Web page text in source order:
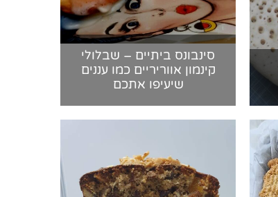
סינבונס ביתיים – שבלולי
קינמון אווריריים כמו עננים
שיעיפו אתכם